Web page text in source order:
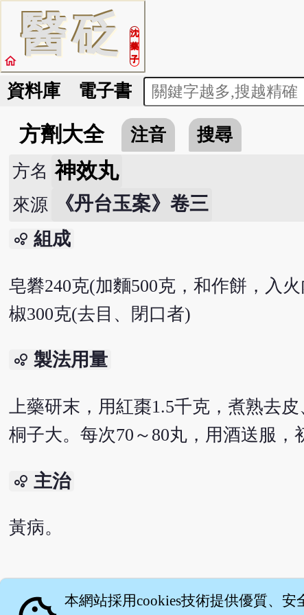
醫砭
沈
藥
子
home
資料庫 電子書
方劑大全 注音 搜尋
方名 神效丸
來源 《丹台玉案》卷三
bubble_chart 組成
皂礬240克(加麵500克，和作餅，入
椒300克(去目、閉口者)
bubble_chart 製法用量
上藥研末，用紅棗1.5千克，煮熟去
桐子大。每次70～80丸，用酒送服，
bubble_chart 主治
黃病。
English version
本網站採用cookies技術提供優質、